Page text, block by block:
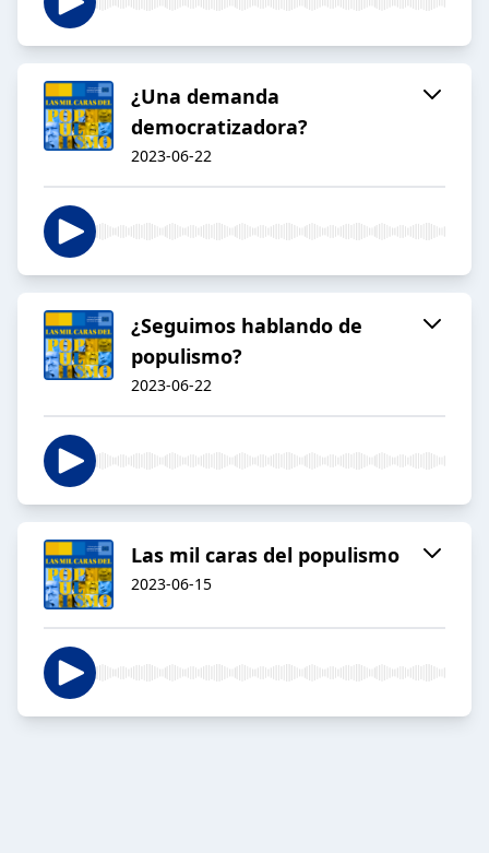
¿Una demanda
democratizadora?
2023-06-22
¿Seguimos hablando de
populismo?
2023-06-22
Las mil caras del populismo
2023-06-15